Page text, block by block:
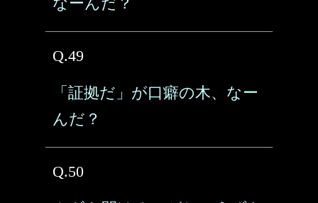
Q.49
「証拠だ」が口癖の木、なー
んだ？
Q.50